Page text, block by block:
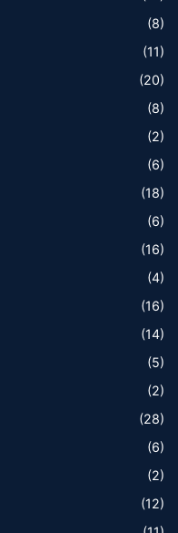
(8)
(11)
(20)
(8)
(2)
(6)
(18)
(6)
(16)
(4)
(16)
(14)
(5)
(2)
(28)
(6)
(2)
(12)